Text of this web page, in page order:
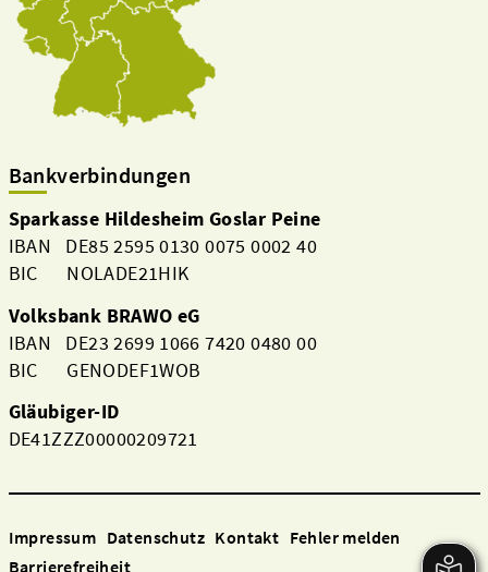
Bankverbindungen
Sparkasse Hildesheim Goslar Peine
IBAN DE85 2595 0130 0075 0002 40
BIC NOLADE21HIK
Volksbank BRAWO eG
IBAN DE23 2699 1066 7420 0480 00
BIC GENODEF1WOB
Gläubiger-ID
DE41ZZZ00000209721
Impressum Datenschutz Kontakt Fehler melden
Barrierefreiheit